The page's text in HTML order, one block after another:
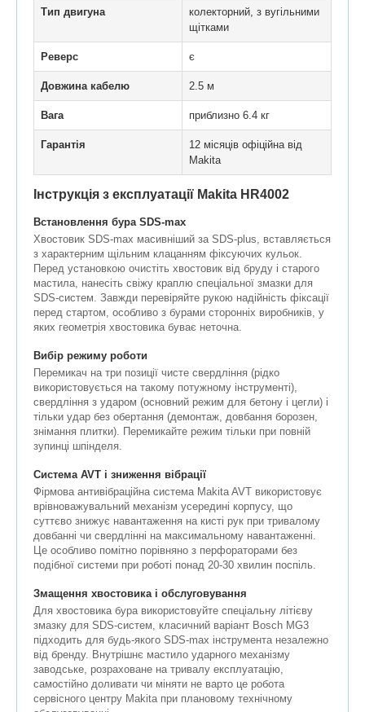
Тип двигуна
колекторний, з вугільними
щітками
Реверс є
Довжина кабелю 2.5 м
Вага приблизно 6.4 кг
Гарантія
12 місяців офіційна від
Makita
Інструкція з експлуатації Makita HR4002
Встановлення бура SDS-max
Хвостовик SDS-max масивніший за SDS-plus, вставляється
з характерним щільним клацанням фіксуючих кульок.
Перед установкою очистіть хвостовик від бруду і старого
мастила, нанесіть свіжу краплю спеціальної змазки для
SDS-систем. Завжди перевіряйте рукою надійність фіксації
перед стартом, особливо з бурами сторонніх виробників, у
яких геометрія хвостовика буває неточна.
Вибір режиму роботи
Перемикач на три позиції чисте свердління (рідко
використовується на такому потужному інструменті),
свердління з ударом (основний режим для бетону і цегли) і
тільки удар без обертання (демонтаж, довбання борозен,
знімання плитки). Перемикайте режим тільки при повній
зупинці шпінделя.
Система AVT і зниження вібрації
Фірмова антивібраційна система Makita AVT використовує
врівноважувальний механізм усередині корпусу, що
суттєво знижує навантаження на кисті рук при тривалому
довбанні чи свердлінні на максимальному навантаженні.
Це особливо помітно порівняно з перфораторами без
подібної системи при роботі понад 20-30 хвилин поспіль.
Змащення хвостовика і обслуговування
Для хвостовика бура використовуйте спеціальну літієву
змазку для SDS-систем, класичний варіант Bosch MG3
підходить для будь-якого SDS-max інструмента незалежно
від бренду. Внутрішнє мастило ударного механізму
заводське, розраховане на тривалу експлуатацію,
самостійно доливати чи міняти не варто це робота
сервісного центру Makita при плановому технічному